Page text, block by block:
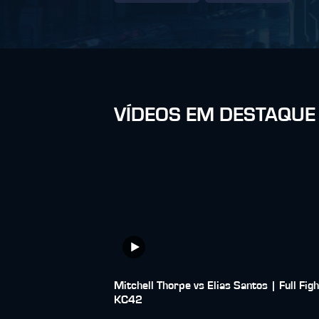
VÍDEOS EM DESTAQUE
Mitchell Thorpe vs Elias Santos | Full
KC42